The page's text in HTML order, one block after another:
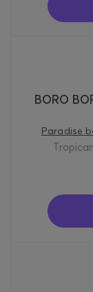
BORO
Paradise